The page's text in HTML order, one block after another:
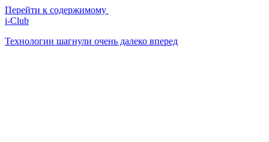
Перейти к содержимому
i-Club
Технологии шагнули очень далеко вперед